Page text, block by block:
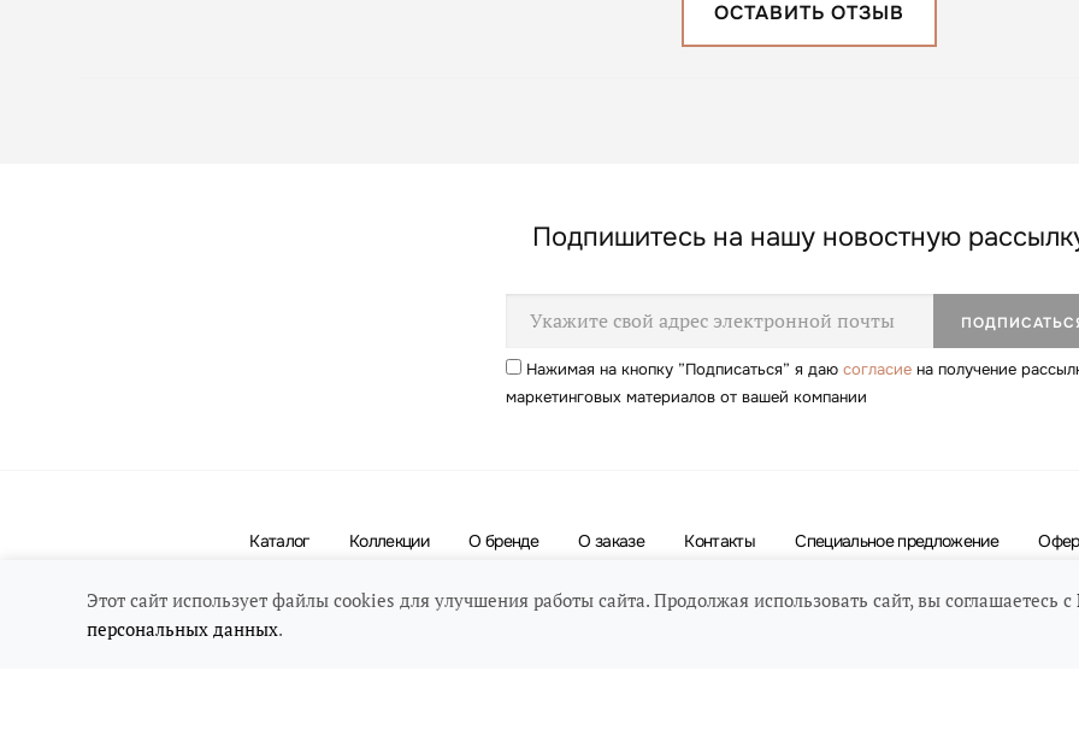
ОСТАВИТЬ ОТЗЫВ
Подпишитесь на нашу новостную
Нажимая на кнопку ”Подписаться” я даю согласиена получение
маркетинговых материалов от вашей компании
Каталог Коллекции О бренде О заказе Контакты Специальное предложение
Этот сайт использует файлы cookies для улучшения работы сайта. Продолжая использовать сайт, вы соглашаетесь с
персональных данных.